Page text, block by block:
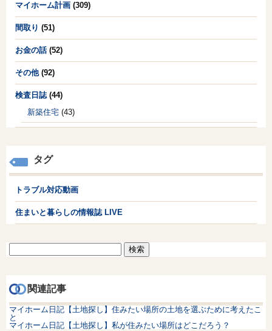
マイホーム計画 (309)
間取り (51)
お金の話(52)
その他(92)
検査日誌(44)
新築住宅 (43)
タグ
トラブル対応動画
住まいと暮らしの情報誌 LIVE
関連記事
マイホーム日記【土地探し】住みたい場所の土地を選ぶために考えたこ
と
マイホーム日記【土地探し】私が住みたい場所はどこだろう？